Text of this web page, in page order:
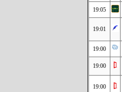
19:05
19:01
19:00
19:00
19:00